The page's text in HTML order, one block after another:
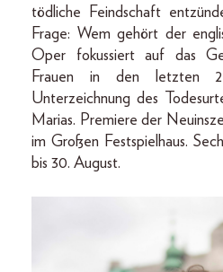
tödliche Feindschaft
Frage: Wem gehört der
Oper fokussiert auf das
Frauen in den letzten
Unterzeichnung des
Marias. Premiere der
im Großen Festspielhaus.
bis 30. August.